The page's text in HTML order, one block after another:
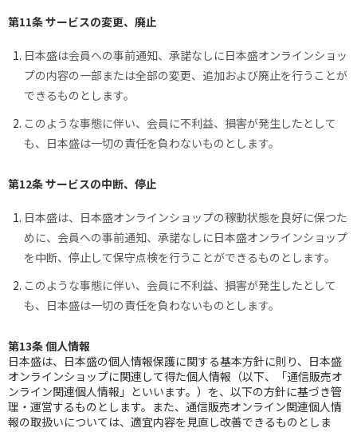
第11条 サービスの変更、廃止
日本盛は会員への事前通知、承諾なしに日本盛オンラインショッ
プの内容の一部または全部の変更、追加および廃止を行うことが
できるものとします。
このような事態に伴い、会員に不利益、損害が発生したとして
も、日本盛は一切の責任を負わないものとします。
第12条 サービスの中断、停止
日本盛は、日本盛オンラインショップの稼動状態を良好に保つた
めに、会員への事前通知、承諾なしに日本盛オンラインショップ
を中断、停止して保守点検を行うことができるものとします。
このような事態に伴い、会員に不利益、損害が発生したとして
も、日本盛は一切の責任を負わないものとします。
第13条 個人情報
日本盛は、日本盛の個人情報保護に関する基本方針に則り、日本盛
オンラインショップに関連して得た個人情報（以下、「通信販売オ
ンライン関連個人情報」といいます。）を、以下の方針に基づき管
理・運営するものとします。また、通信販売オンライン関連個人情
報の取扱いについては、適宜内容を見直し改善できるものとしま